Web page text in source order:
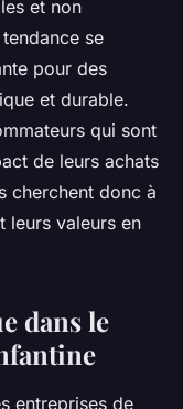
et non
se
pour des
et durable.
qui sont
de leurs achats
cherchent donc à
leurs valeurs en
dans le
entreprises de